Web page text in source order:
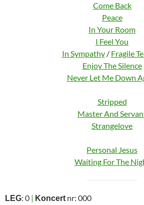
Come Back
Peace
In Your Room
I Feel You
In Sympathy/ Fragile
Enjoy The Silence
Never Let Me Down
Stripped
Master And
Strangelove
Personal Jesus
Waiting For The
LEG: 0 | Koncert nr: 000